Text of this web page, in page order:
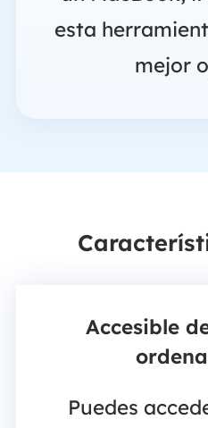
esta
mejor
Accesible
Puedes